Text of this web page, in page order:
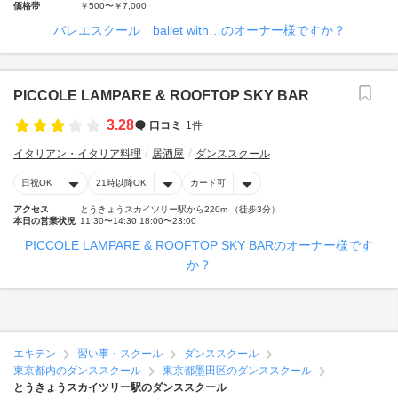
価格帯
￥500〜￥7,000
バレエスクール ballet with…のオーナー様ですか？
PICCOLE LAMPARE & ROOFTOP SKY BAR
3.28
口コミ 1件
イタリアン・イタリア料理 居酒屋 ダンススクール
日祝OK 21時以降OK カード可
アクセス
とうきょうスカイツリー駅から220m （徒歩3分）
本日の営業状況 11:30〜14:30 18:00〜23:00
PICCOLE LAMPARE & ROOFTOP SKY BARのオーナー様です
か？
エキテン 習い事・スクール
ダンススクール
東京都内のダンススクール
東京都墨田区のダンススクール
とうきょうスカイツリー駅のダンススクール